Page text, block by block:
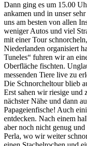
Dann ging es um 15.00
ankamen und in unser
uns am besten von allen
weniger Autos und viel
mit einer Tour
Niederlanden organisiert
Tuneles“ fuhren wir an
Oberfläche fischten.
messenden Tiere live zu
Die Schnorcheltour blieb
Erst sahen wir riesige und
nächster Nähe und dann
Papageienfische! Auch
entdecken. Nach einem
aber noch nicht genug
Perla, wo wir weiter